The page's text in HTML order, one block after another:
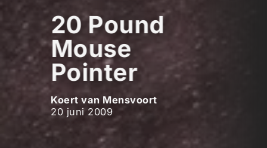
20 Pound
Mouse
Pointer
Koert van Mensvoort
20 juni 2009